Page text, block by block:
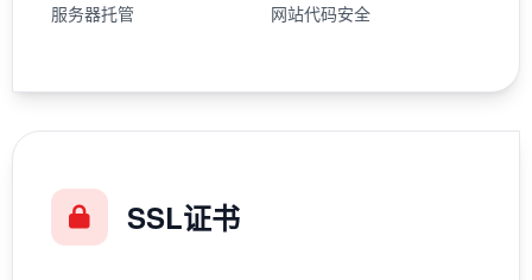
服务器托管
网站代码安全
SSL证书